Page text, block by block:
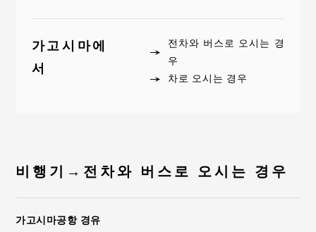
가고시마에
서
전차와 버스로 오시는 경
우
차로 오시는 경우
비행기→전차와 버스로 오시는 경우
가고시마공항 경유